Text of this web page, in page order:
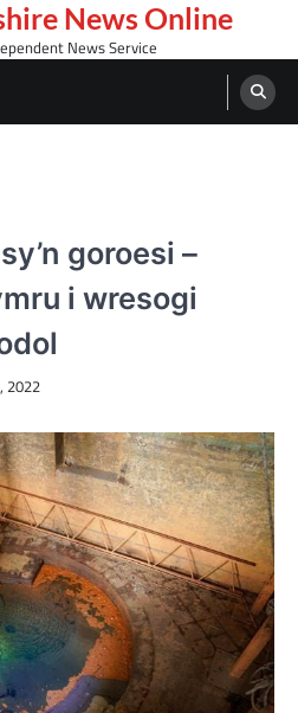
News Online
News Service
goroesi –
i wresogi
2022